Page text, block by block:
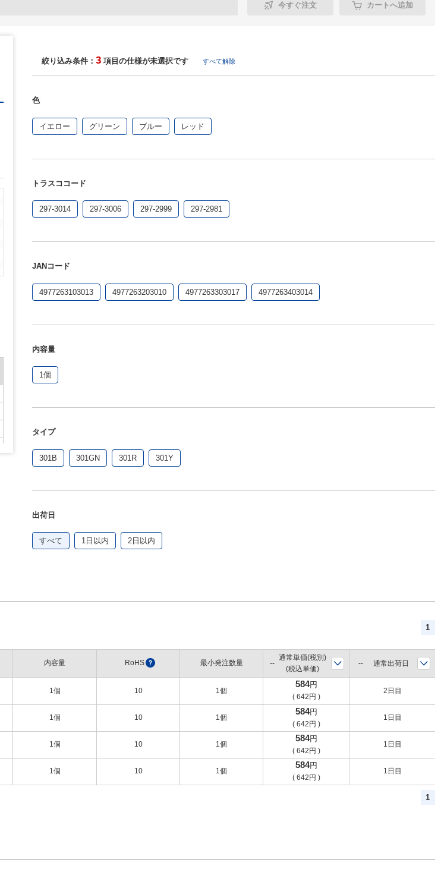
今すぐ注文 カートへ追加
絞り込み条件： 3 項目の仕様が未選択です すべて解除
色
イエロー グリーン ブルー レッド
トラスココード
297-3014 297-3006 297-2999 297-2981
JANコード
4977263103013 4977263203010 4977263303017 4977263403014
内容量
1個
タイプ
301B 301GN 301R 301Y
出荷日
すべて 1日以内 2日以内
1
内容量 RoHS ? 最小発注数量
1個 10 1個
1個 10 1個
1個 10 1個
1個 10 1個
通常単価(税別)
(税込単価)
通常出荷日
584円
( 642 円 )
2日目
584円
( 642 円 )
1日目
584円
( 642 円 )
1日目
584円
( 642 円 )
1日目
1